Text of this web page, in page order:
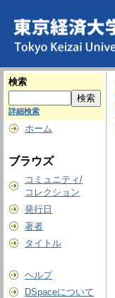
検索
詳細検索
ホーム
ブラウズ
コミュニティ/
コレクション
発行日
著者
タイトル
ヘルプ
DSpaceについて